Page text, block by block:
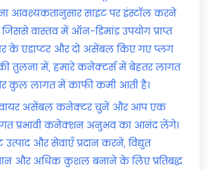
आवश्यकतानुसार साइट पर इंस्टॉल करने
वास्तव में ऑन-डिमांड उपयोग प्राप्त
के एडाप्टर और दो असेंबल किए गए प्लग
तुलना में, हमारे कनेक्टर्स में बेहतर लागत
कुल लागत में काफी कमी आती है।
वायर असेंबल कनेक्टर चुनें और आप एक
प्रभावी कनेक्शन अनुभव का आनंद लेंगे।
और सेवाएँ प्रदान करने, विद्युत
और अधिक कुशल बनाने के लिए प्रतिबद्ध